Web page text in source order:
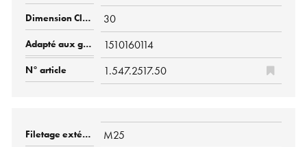
30
1510160114
1.547.2517.50
M25